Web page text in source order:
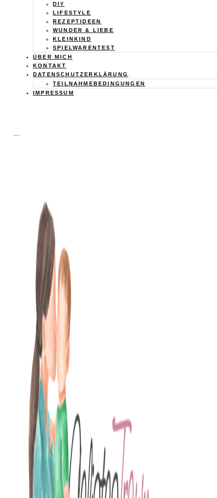
DIY
LIFESTYLE
REZEPTIDEEN
WUNDER & LIEBE
KLEINKIND
SPIELWARENTEST
ÜBER MICH
KONTAKT
DATENSCHUTZERKLÄRUNG
TEILNAHMEBEDINGUNGEN
IMPRESSUM